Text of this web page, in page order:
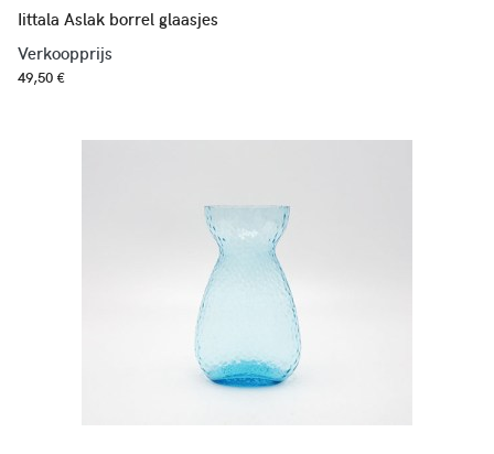
Iittala Aslak borrel glaasjes
Verkoopprijs
49,50 €